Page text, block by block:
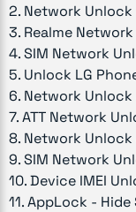
2. Network
3. Realme
4.SIM Network
5. Unlock LG
6. Network Unlock
7.ATT Network
8. Network Unlock
9.SIM Network
10.Device IMEI
11.AppLock - Hide